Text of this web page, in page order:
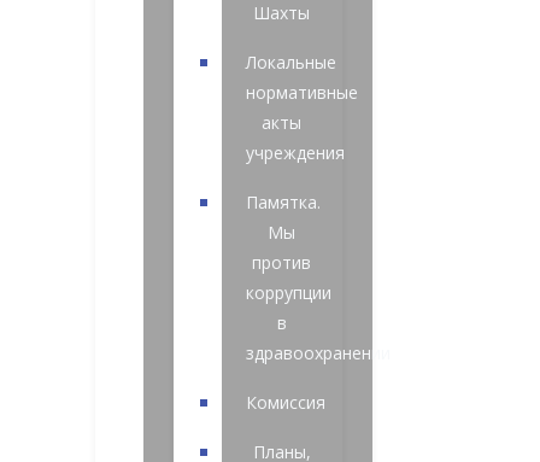
Шахты
Локальные
нормативные
акты
учреждения
Памятка.
Мы
против
коррупции
в
здравоохранении
Комиссия
Планы,